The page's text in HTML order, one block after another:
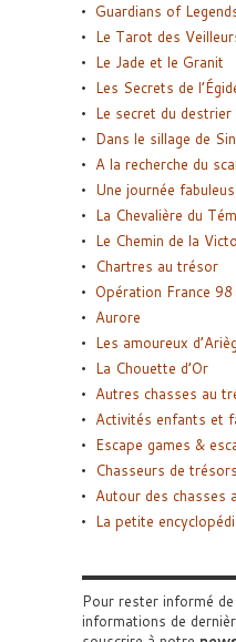
Guardians of
Le Tarot des
Le Jade et le Granit
Les Secrets de
Le secret du destrier
Dans le sillage de
A la recherche du
Une journée
La Chevalière du
Le Chemin de la
Chartres au trésor
Opération France 98
Aurore
Les amoureux
La Chouette d’Or
Autres chasses au
Activités enfants et
Escape games &
Chasseurs de
Autour des chasses
La petite
Pour rester informé
informations de